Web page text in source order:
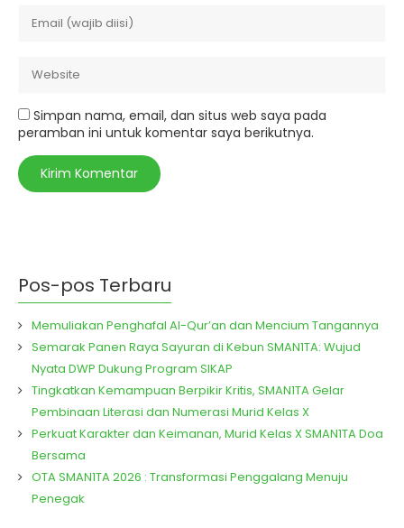
Simpan nama, email, dan situs web saya pada
peramban ini untuk komentar saya berikutnya.
Pos-pos Terbaru
Memuliakan Penghafal Al-Qur’an dan Mencium Tangannya
Semarak Panen Raya Sayuran di Kebun SMAN1TA: Wujud
Nyata DWP Dukung Program SIKAP
Tingkatkan Kemampuan Berpikir Kritis, SMAN1TA Gelar
Pembinaan Literasi dan Numerasi Murid Kelas X
Perkuat Karakter dan Keimanan, Murid Kelas X SMAN1TA Doa
Bersama
OTA SMAN1TA 2026 : Transformasi Penggalang Menuju
Penegak